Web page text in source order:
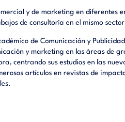
y de marketing en diferentes
de consultoría en el mismo
de Comunicación y
y marketing en las áreas de
centrando sus estudios en las
artículos en revistas de